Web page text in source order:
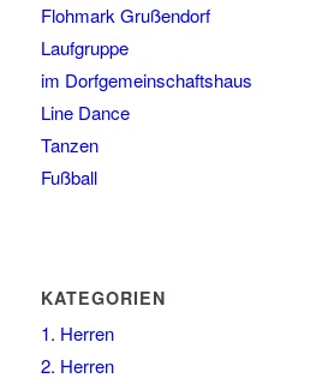
Flohmark Grußendorf
Laufgruppe
im Dorfgemeinschaftshaus
Line Dance
Tanzen
Fußball
KATEGORIEN
1. Herren
2. Herren